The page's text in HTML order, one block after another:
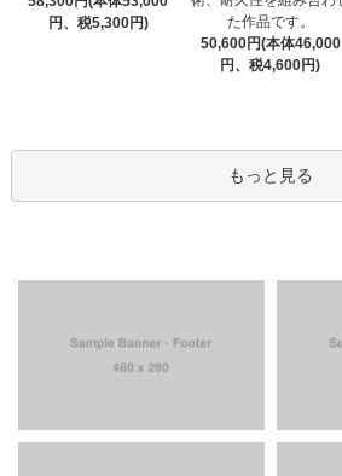
円、税5,300円)
た作品です。
50,600円(本体46,000
円、税4,600円)
もっと見る